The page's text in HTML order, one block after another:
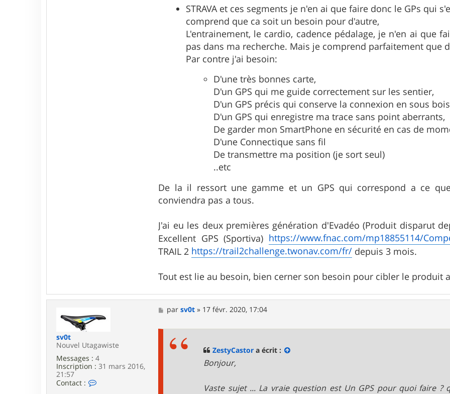
STRAVA et ces segments je n'en ai que faire donc le GPs qui
comprend que ca soit un besoin pour d'autre,
L'entrainement, le cardio, cadence pédalage, je n'en ai que
pas dans ma recherche. Mais je comprend parfaitement que
Par contre j'ai besoin:
D'une très bonnes carte,
D'un GPS qui me guide correctement sur les sentier,
D'un GPS précis qui conserve la connexion en sous
D'un GPS qui enregistre ma trace sans point aberrants,
De garder mon SmartPhone en sécurité en cas de
D'une Connectique sans fil
De transmettre ma position (je sort seul)
..etc
De la il ressort une gamme et un GPS qui correspond a ce
conviendra pas a tous.
J'ai eu les deux premières génération d'Evadéo (Produit disparut
Excellent GPS (Sportiva) https://www.fnac.com/mp18855114/
TRAIL 2 https://trail2challenge.twonav.com/fr/ depuis 3 mois.
Tout est lie au besoin, bien cerner son besoin pour cibler le produit
sv0t
Nouvel Utagawiste
Messages : 4
Inscription : 31 mars 2016,
21:57
Contact :
M
e
parsv0t » 17 févr. 2020, 17:04
ZestyCastor a écrit :
Bonjour,
Vaste sujet ... La vraie question est Un GPS pour quoi faire